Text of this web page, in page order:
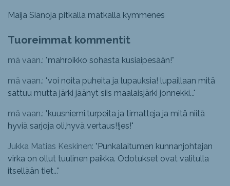
Maija Sianoja pitkällä matkalla kymmenes
Tuoreimmat kommentit
mä vaan.: "mahroikko sohasta kusiaipesään!"
mä vaan.: "voi noita puheita ja lupauksia! lupaillaan mitä
sattuu mutta järki jäänyt siis maalaisjärki jonnekki..."
mä vaan.: "kuusniemi.turpeita ja timatteja ja mitä niitä
hyviä sarjoja oli,hyvä vertaus!!jes!"
Jukka Matias Keskinen: "Punkalaitumen kunnanjohtajan
virka on ollut tuulinen paikka. Odotukset ovat valitulla
itsellään tiet..."